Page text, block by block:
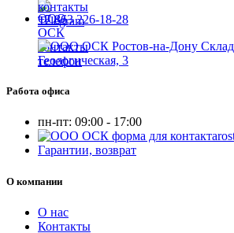
+7 863 226-18-28
Геологическая, 3
Работа офиса
пн-пт: 09:00 - 17:00
Гарантии, возврат
О компании
О нас
Контакты